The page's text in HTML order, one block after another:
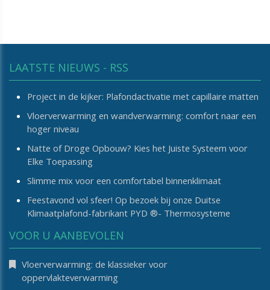
LAATSTE NIEUWS - RSS
Project in de kijker: Plafondactivatie met capillaire matten
Vloerverwarming en wandverwarming: comfort naar een
hoger niveau
Natte of Droge Opbouw? Kies het Juiste Systeem voor
Elke Toepassing
Slimme mix voor een comfortabel binnenklimaat
Feestavond vol sfeer! Op bezoek bij onze Duitse
Klimaatplafond-fabrikant PYD ®- Thermosysteme
VOOR U AANBEVOLEN
Vloerverwarming: de klassieker voor
oppervlakteverwarming